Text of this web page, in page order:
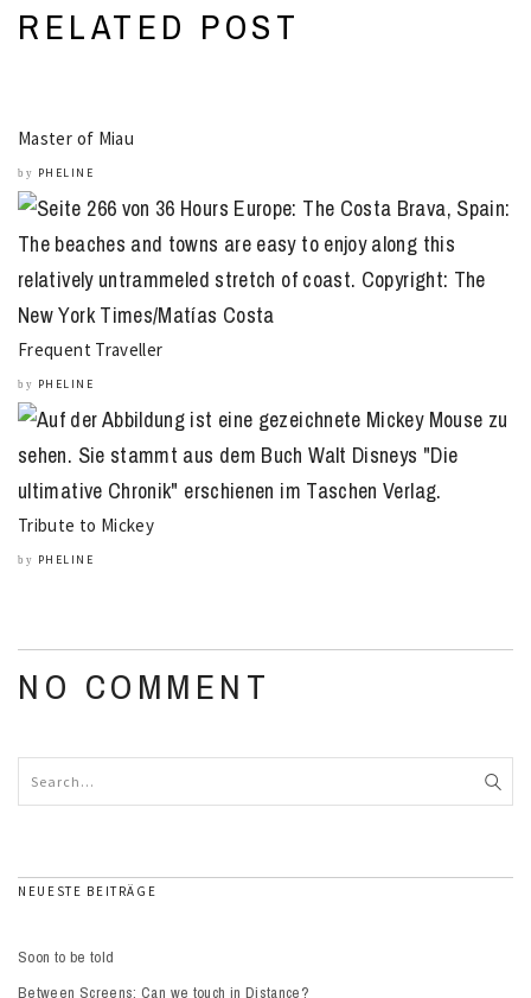
RELATED POST
Master of Miau
by PHELINE
Frequent Traveller
by PHELINE
Tribute to Mickey
by PHELINE
NO COMMENT
NEUESTE BEITRÄGE
Soon to be told
Between Screens: Can we touch in Distance?